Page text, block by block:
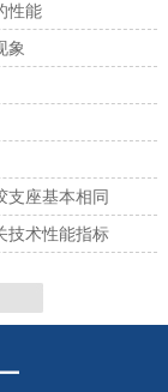
座
性能
象
支座基本相同
技术性能指标